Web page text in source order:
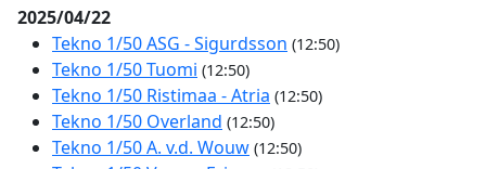
2025/04/22
Tekno 1/50 ASG - Sigurdsson (12:50)
Tekno 1/50 Tuomi (12:50)
Tekno 1/50 Ristimaa - Atria (12:50)
Tekno 1/50 Overland (12:50)
Tekno 1/50 A. v.d. Wouw (12:50)